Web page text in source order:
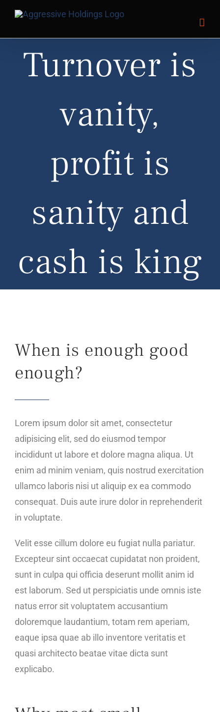
content
Turnover is
vanity,
profit is
sanity and
cash is king
When is enough good
enough?
Lorem ipsum dolor sit amet, consectetur
adipisicing elit, sed do eiusmod tempor
incididunt ut labore et dolore magna aliqua. Ut
enim ad minim veniam, quis nostrud exercitation
ullamco laboris nisi ut aliquip ex ea commodo
consequat. Duis aute irure dolor in reprehenderit
in voluptate.
Velit esse cillum dolore eu fugiat nulla pariatur.
Excepteur sint occaecat cupidatat non proident,
sunt in culpa qui officia deserunt mollit anim id
est laborum. Sed ut perspiciatis unde omnis iste
natus error sit voluptatem accusantium
doloremque laudantium, totam rem aperiam,
eaque ipsa quae ab illo inventore veritatis et
quasi architecto beatae vitae dicta sunt
explicabo.